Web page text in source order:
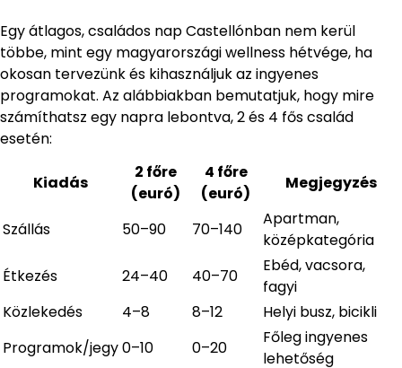
Egy átlagos, családos nap Castellónban nem kerül
többe, mint egy magyarországi wellness hétvége, ha
okosan tervezünk és kihasználjuk az ingyenes
programokat. Az alábbiakban bemutatjuk, hogy mire
számíthatsz egy napra lebontva, 2 és 4 fős család
esetén:
Kiadás
2 főre
(euró)
4 főre
(euró)
Megjegyzés
Szállás 50–90 70–140
Apartman,
középkategória
Étkezés
24–40 40–70
Ebéd, vacsora,
fagyi
Közlekedés
4–8 8–12
Helyi busz, bicikli
Programok/jegy0–10 0–20
Főleg ingyenes
lehetőség